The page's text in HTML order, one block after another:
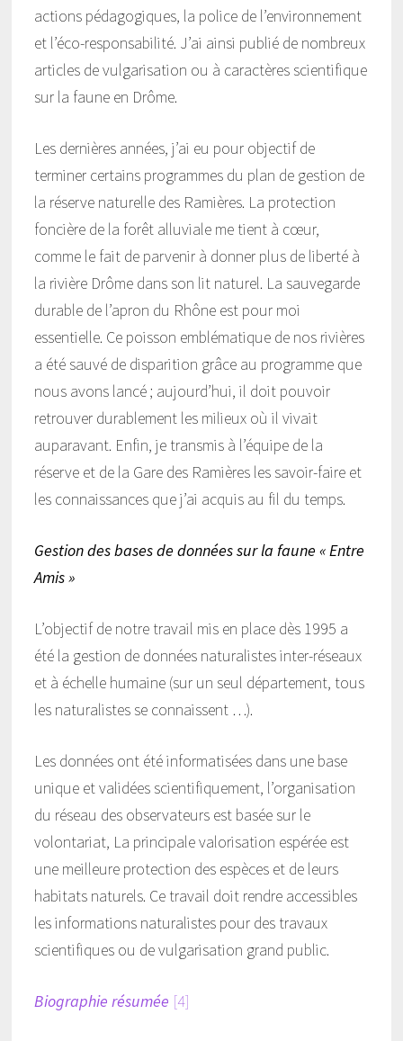
actions pédagogiques, la police de l’environnement
et l’éco-responsabilité. J’ai ainsi publié de nombreux
articles de vulgarisation ou à caractères scientifique
sur la faune en Drôme.
Les dernières années, j’ai eu pour objectif de
terminer certains programmes du plan de gestion de
la réserve naturelle des Ramières. La protection
foncière de la forêt alluviale me tient à cœur,
comme le fait de parvenir à donner plus de liberté à
la rivière Drôme dans son lit naturel. La sauvegarde
durable de l’apron du Rhône est pour moi
essentielle. Ce poisson emblématique de nos rivières
a été sauvé de disparition grâce au programme que
nous avons lancé ; aujourd’hui, il doit pouvoir
retrouver durablement les milieux où il vivait
auparavant. Enfin, je transmis à l’équipe de la
réserve et de la Gare des Ramières les savoir-faire et
les connaissances que j’ai acquis au fil du temps.
Gestion des bases de données sur la faune « Entre
Amis »
L’objectif de notre travail mis en place dès 1995 a
été la gestion de données naturalistes inter-réseaux
et à échelle humaine (sur un seul département, tous
les naturalistes se connaissent …).
Les données ont été informatisées dans une base
unique et validées scientifiquement, l’organisation
du réseau des observateurs est basée sur le
volontariat, La principale valorisation espérée est
une meilleure protection des espèces et de leurs
habitats naturels. Ce travail doit rendre accessibles
les informations naturalistes pour des travaux
scientifiques ou de vulgarisation grand public.
Biographie résumée [4]